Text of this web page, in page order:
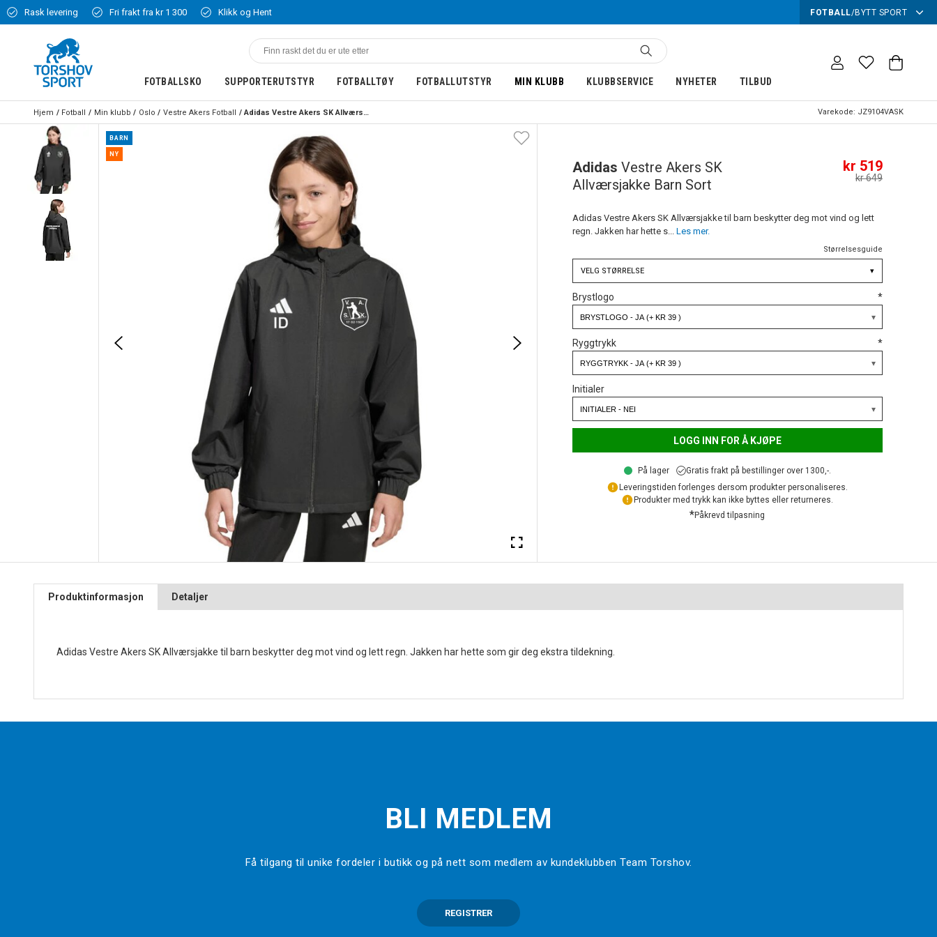
Rask levering Fri frakt fra kr 1 300 Klikk og Hent FOTBALL/BYTT SPORT
FOTBALLSKO SUPPORTERUTSTYR FOTBALLTØY FOTBALLUTSTYR MIN KLUBB KLUBBSERVICE NYHETER TILBUD
Hjem Fotball Min klubb Oslo Vestre Akers Fotball Adidas Vestre Akers SK Allværsjakke Barn Sort Varekode: JZ9104VASK
BARN
NY
Adidas Vestre Akers SK
Allværsjakke Barn Sort
kr 519
kr 649
Adidas Vestre Akers SK Allværsjakke til barn beskytter deg mot vind og lett
regn. Jakken har hette s... Les mer.
Størrelsesguide
VELG STØRRELSE ▾
Brystlogo *
Ryggtrykk *
Initialer
LOGG INN FOR Å KJØPE
På lager
Gratis frakt på bestillinger over 1300,-.
Leveringstiden forlenges dersom produkter personaliseres.
Produkter med trykk kan ikke byttes eller returneres.
*Påkrevd tilpasning
Produktinformasjon Detaljer
Adidas Vestre Akers SK Allværsjakke til barn beskytter deg mot vind og lett regn. Jakken har hette som gir deg ekstra tildekning.
BLI MEDLEM
Få tilgang til unike fordeler i butikk og på nett som medlem av kundeklubben Team Torshov.
REGISTRER